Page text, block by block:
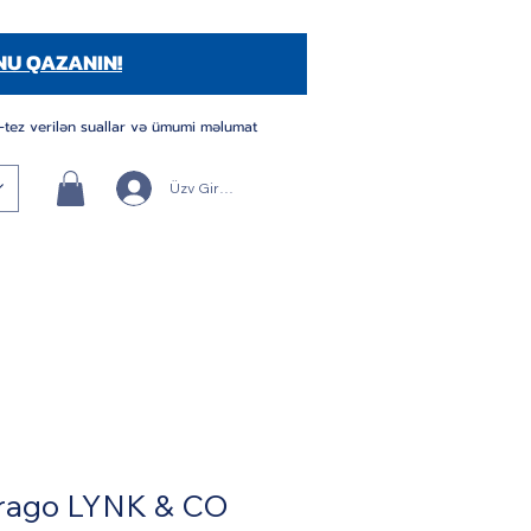
QAZANIN!
tez verilən suallar və ümumi məlumat
Üzv Girişi/Qeydiyyatı
LYNK & CO